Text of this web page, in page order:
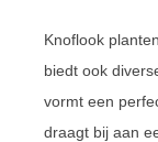
Knoflook
biedt ook
vormt een
draagt bij aan